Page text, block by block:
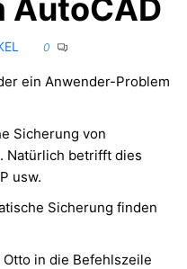
AutoCAD
0
ein Anwender-Problem
Sicherung von
Natürlich betrifft dies
usw.
Sicherung finden
Otto in die Befehlszeile